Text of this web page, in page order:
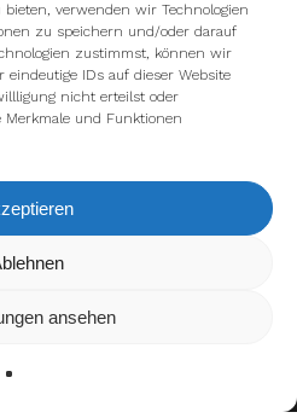
verwenden wir Technologien
zu speichern und/oder darauf
zustimmst, können wir
IDs auf dieser Website
nicht erteilst oder
und Funktionen
ansehen
die bestmögliche Erfahrung auf
erfahren, welche Cookies wir